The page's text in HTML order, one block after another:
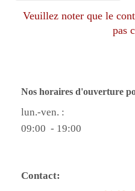
Veuillez noter que le
pas
Nos horaires d'ouverture
lun.-ven. :
09:00 - 19:00
Contact: